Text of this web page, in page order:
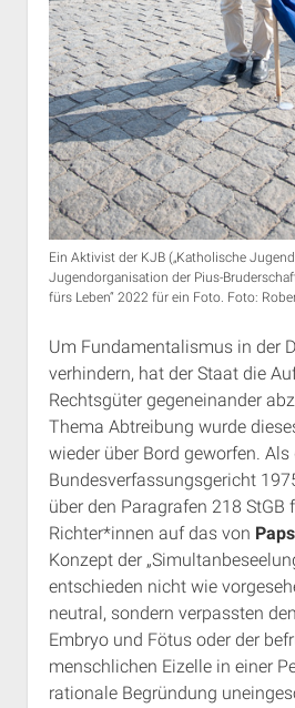
Ein Aktivist der KJB („Katholische
Jugendorganisation der Pius-
fürs Leben“ 2022 für ein Foto. Foto:
Um Fundamentalismus in der
verhindern, hat der Staat die
Rechtsgüter gegeneinander
Thema Abtreibung wurde
wieder über Bord geworfen. Als
Bundesverfassungsgericht
über den Paragrafen 218 StGB
Richter*innen auf das von
Konzept der
entschieden nicht wie
neutral, sondern verpassten
Embryo und Fötus oder der
menschlichen Eizelle in einer
rationale Begründung